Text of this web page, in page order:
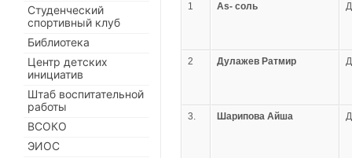
1
As- соль
2 Дулажев Ратмир
3. Шарипова Айша
Студенческий
спортивный клуб
Библиотека
Центр детских
инициатив
Штаб воспитательной
работы
ВСОКО
ЭИОС